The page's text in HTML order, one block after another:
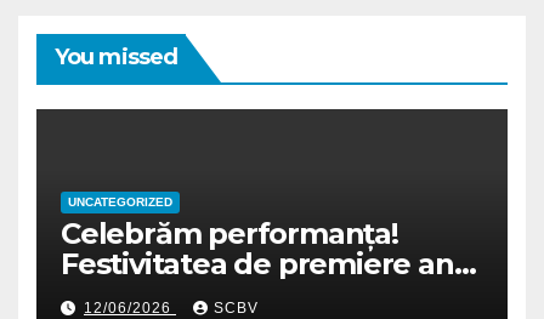
You missed
UNCATEGORIZED
Celebrăm performanța!
Festivitatea de premiere an
școlar 2025-2026
12/06/2026 SCBV